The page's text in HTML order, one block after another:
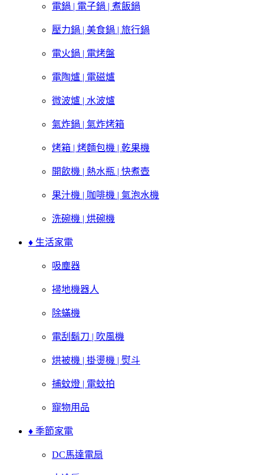
電鍋 | 電子鍋 | 煮飯鍋
壓力鍋 | 美食鍋 | 旅行鍋
電火鍋 | 電烤盤
電陶爐 | 電磁爐
微波爐 | 水波爐
氣炸鍋 | 氣炸烤箱
烤箱 | 烤麵包機 | 乾果機
開飲機 | 熱水瓶 | 快煮壺
果汁機 | 咖啡機 | 氣泡水機
洗碗機 | 烘碗機
♦ 生活家電
吸塵器
掃地機器人
除蟎機
電刮鬍刀 | 吹風機
烘被機 | 掛燙機 | 熨斗
捕蚊燈 | 電蚊拍
寵物用品
♦ 季節家電
DC馬達電扇